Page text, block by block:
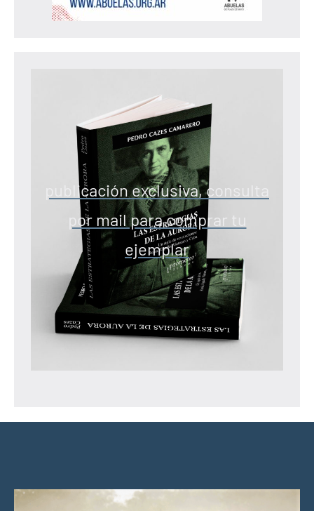
publicación exclusiva, consulta
por mail para comprar tu
ejemplar